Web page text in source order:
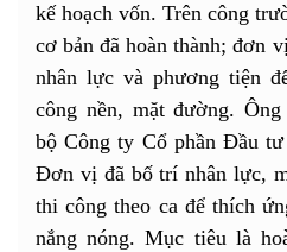
kế hoạch vốn. Trên công
cơ bản đã hoàn thành; đơn
nhân lực và phương tiện
công nền, mặt đường.
bộ Công ty Cổ phần Đầu
Đơn vị đã bố trí nhân lực,
thi công theo ca để thích
nắng nóng. Mục tiêu là